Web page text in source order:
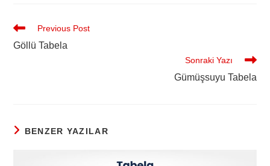
Previous Post
Göllü Tabela
Sonraki Yazı
Gümüşsuyu Tabela
BENZER YAZILAR